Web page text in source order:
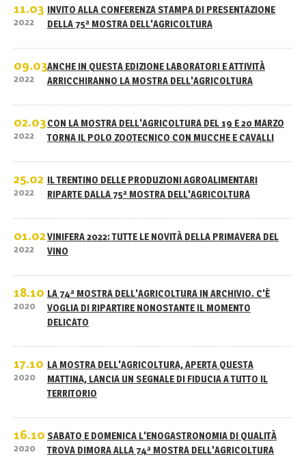
11.03
2022
INVITO ALLA CONFERENZA STAMPA DI PRESENTAZIONE
DELLA 75ª MOSTRA DELL'AGRICOLTURA
09.03
2022
ANCHE IN QUESTA EDIZIONE LABORATORI E ATTIVITÀ
ARRICCHIRANNO LA MOSTRA DELL'AGRICOLTURA
02.03
2022
CON LA MOSTRA DELL'AGRICOLTURA DEL 19 E 20 MARZO
TORNA IL POLO ZOOTECNICO CON MUCCHE E CAVALLI
25.02
2022
IL TRENTINO DELLE PRODUZIONI AGROALIMENTARI
RIPARTE DALLA 75ª MOSTRA DELL'AGRICOLTURA
01.02
2022
VINIFERA 2022: TUTTE LE NOVITÀ DELLA PRIMAVERA DEL
VINO
18.10
2020
LA 74ª MOSTRA DELL'AGRICOLTURA IN ARCHIVIO. C'È
VOGLIA DI RIPARTIRE NONOSTANTE IL MOMENTO
DELICATO
17.10
2020
LA MOSTRA DELL'AGRICOLTURA, APERTA QUESTA
MATTINA, LANCIA UN SEGNALE DI FIDUCIA A TUTTO IL
TERRITORIO
16.10
2020
SABATO E DOMENICA L'ENOGASTRONOMIA DI QUALITÀ
TROVA DIMORA ALLA 74ª MOSTRA DELL'AGRICOLTURA